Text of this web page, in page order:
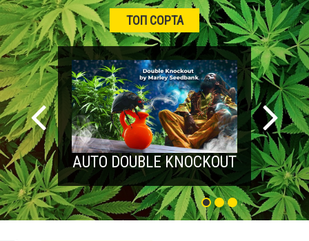
ТОП СОРТА
AUTO DOUBLE KNOCKOUT